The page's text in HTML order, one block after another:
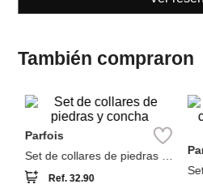
También compraron
NEW